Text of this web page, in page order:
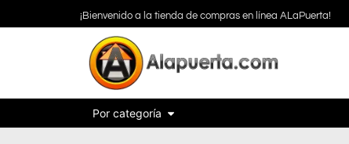
¡Bienvenido a la tienda de compras en línea ALaPuerta!
Por categoría